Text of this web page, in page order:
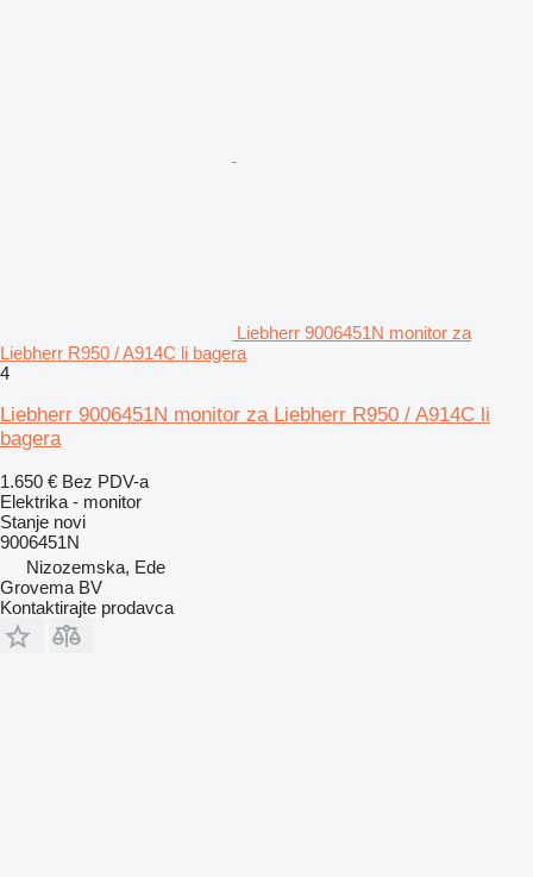
Liebherr 9006451N monitor za
Liebherr R950 / A914C li bagera
4
Liebherr 9006451N monitor za Liebherr R950 / A914C li
bagera
1.650 € Bez PDV-a
Elektrika - monitor
Stanje novi
9006451N
Nizozemska, Ede
Grovema BV
Kontaktirajte prodavca